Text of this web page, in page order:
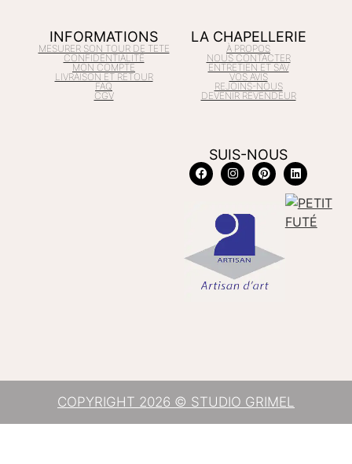
INFORMATIONS
MESURER SON TOUR DE TETE
CONFIDENTIALITÉ
MON COMPTE
LIVRAISON ET RETOUR
FAQ
CGV
LA CHAPELLERIE
À PROPOS
NOUS CONTACTER
ENTRETIEN ET SAV
VOS AVIS
REJOINS-NOUS
DEVENIR REVENDEUR
SUIS-NOUS
COPYRIGHT 2026 © STUDIO GRIMEL